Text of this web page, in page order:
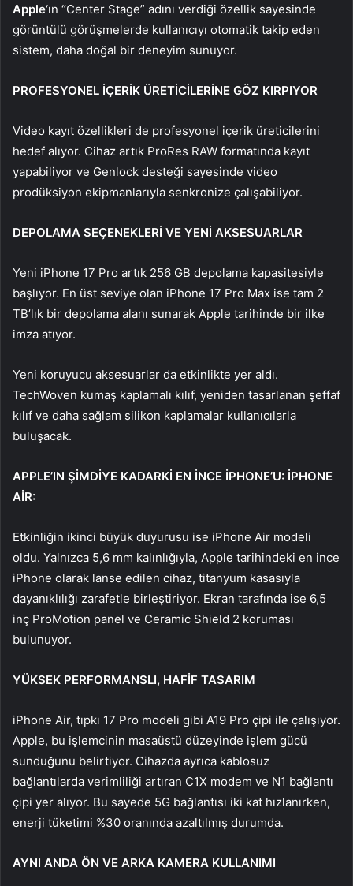
Apple‘ın “Center Stage” adını verdiği özellik sayesinde
görüntülü görüşmelerde kullanıcıyı otomatik takip eden
sistem, daha doğal bir deneyim sunuyor.
PROFESYONEL İÇERİK ÜRETİCİLERİNE GÖZ KIRPIYOR
Video kayıt özellikleri de profesyonel içerik üreticilerini
hedef alıyor. Cihaz artık ProRes RAW formatında kayıt
yapabiliyor ve Genlock desteği sayesinde video
prodüksiyon ekipmanlarıyla senkronize çalışabiliyor.
DEPOLAMA SEÇENEKLERİ VE YENİ AKSESUARLAR
Yeni iPhone 17 Pro artık 256 GB depolama kapasitesiyle
başlıyor. En üst seviye olan iPhone 17 Pro Max ise tam 2
TB’lık bir depolama alanı sunarak Apple tarihinde bir ilke
imza atıyor.
Yeni koruyucu aksesuarlar da etkinlikte yer aldı.
TechWoven kumaş kaplamalı kılıf, yeniden tasarlanan şeffaf
kılıf ve daha sağlam silikon kaplamalar kullanıcılarla
buluşacak.
APPLE’IN ŞİMDİYE KADARKİ EN İNCE İPHONE’U: İPHONE
AİR:
Etkinliğin ikinci büyük duyurusu ise iPhone Air modeli
oldu. Yalnızca 5,6 mm kalınlığıyla, Apple tarihindeki en ince
iPhone olarak lanse edilen cihaz, titanyum kasasıyla
dayanıklılığı zarafetle birleştiriyor. Ekran tarafında ise 6,5
inç ProMotion panel ve Ceramic Shield 2 koruması
bulunuyor.
YÜKSEK PERFORMANSLI, HAFİF TASARIM
iPhone Air, tıpkı 17 Pro modeli gibi A19 Pro çipi ile çalışıyor.
Apple, bu işlemcinin masaüstü düzeyinde işlem gücü
sunduğunu belirtiyor. Cihazda ayrıca kablosuz
bağlantılarda verimliliği artıran C1X modem ve N1 bağlantı
çipi yer alıyor. Bu sayede 5G bağlantısı iki kat hızlanırken,
enerji tüketimi %30 oranında azaltılmış durumda.
AYNI ANDA ÖN VE ARKA KAMERA KULLANIMI